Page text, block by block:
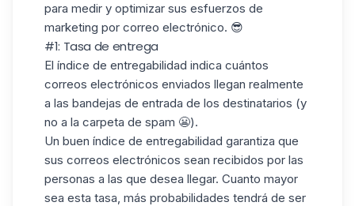
para medir y optimizar sus esfuerzos de
marketing por correo electrónico. 😎
#1: Tasa de entrega
El índice de entregabilidad indica cuántos
correos electrónicos enviados llegan realmente
a las bandejas de entrada de los destinatarios (y
no a la carpeta de spam 😬).
Un buen índice de entregabilidad garantiza que
sus correos electrónicos sean recibidos por las
personas a las que desea llegar. Cuanto mayor
sea esta tasa, más probabilidades tendrá de ser